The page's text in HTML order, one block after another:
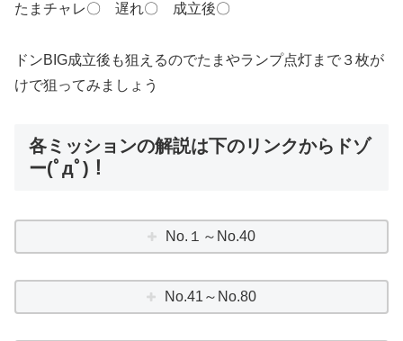
たまチャレ〇 遅れ〇 成立後〇
ドンBIG成立後も狙えるのでたまやランプ点灯まで３枚が
けで狙ってみましょう
各ミッションの解説は下のリンクからドゾ
ー(ﾟдﾟ)！
No.１～No.40
No.41～No.80